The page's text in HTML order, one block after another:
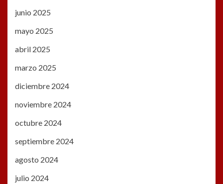
junio 2025
mayo 2025
abril 2025
marzo 2025
diciembre 2024
noviembre 2024
octubre 2024
septiembre 2024
agosto 2024
julio 2024